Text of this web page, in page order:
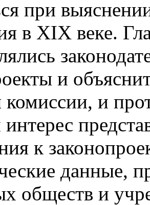
при
в XIX веке.
и
и
к
данные,
обществ и